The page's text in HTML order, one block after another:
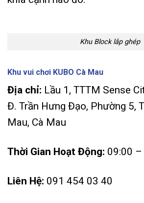
Khu Block lắp ghép
Khu vui chơi KUBO Cà Mau
Địa chỉ: Lầu 1, TTTM Sense
Đ. Trần Hưng Đạo, Phường 5,
Mau, Cà Mau
Thời Gian Hoạt Động: 09:00 –
Liên Hệ: 091 454 03 40